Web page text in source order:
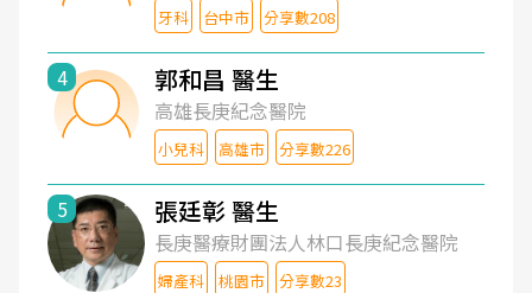
牙科 台中市 分享數208
4 郭和昌 醫生
高雄長庚紀念醫院
小兒科 高雄市 分享數226
5 張廷彰 醫生
長庚醫療財團法人林口長庚紀念醫院
婦產科 桃園市 分享數23